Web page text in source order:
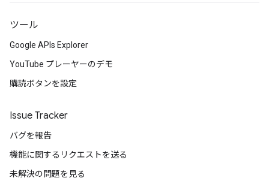
ツール
Google APIs Explorer
YouTube プレーヤーのデモ
購読ボタンを設定
Issue Tracker
バグを報告
機能に関するリクエストを送る
未解決の問題を見る